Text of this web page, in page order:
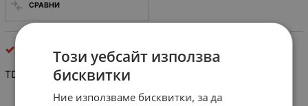
СРАВНИ
интегрални схеми
TDA 4290-2
Този уебсайт използва
бисквитки
Ние използваме бисквитки, за да